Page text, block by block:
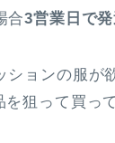
合3営業日で発
ションの服が
狙って買っ